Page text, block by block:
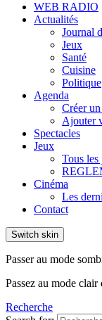
WEB RADIO
Actualités
Journal
Jeux
Santé
Cuisine
Politique
Agenda
Créer
Ajouter
Spectacles
Jeux
Tous les
Cinéma
Les
Contact
Switch skin
Passer au mode
Passez au mode
Recherche